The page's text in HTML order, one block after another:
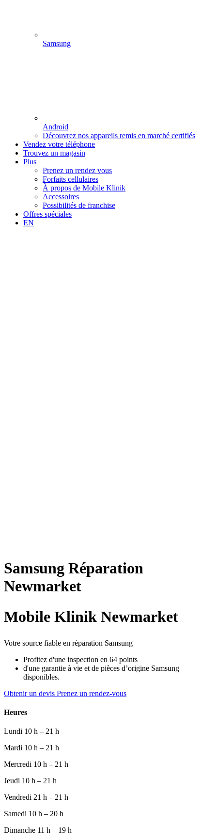
Samsung
Android
Découvrez nos appareils remis en marché certifiés
Vendez votre téléphone
Trouvez un magasin
Plus
Prenez un rendez vous
Forfaits cellulaires
À propos de Mobile Klinik
Accessoires
Possibilités de franchise
Offres spéciales
EN
Samsung Réparation
Newmarket
Mobile Klinik Newmarket
Votre source fiable en réparation Samsung
Profitez d'une inspection en 64 points
d'une garantie à vie et de pièces d’origine Samsung
disponibles.
Obtenir un devis Prenez un rendez-vous
Heures
Lundi 10 h – 21 h
Mardi 10 h – 21 h
Mercredi 10 h – 21 h
Jeudi 10 h – 21 h
Vendredi 21 h – 21 h
Samedi 10 h – 20 h
Dimanche 11 h – 19 h